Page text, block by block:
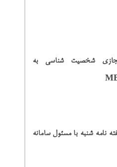
شخصیت شناسی به
نامه شنبه با مسئول سامانه